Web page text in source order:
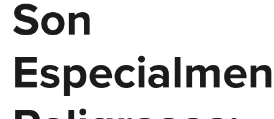
Son